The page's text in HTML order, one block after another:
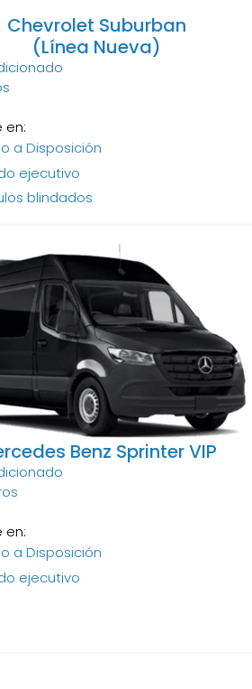
Chevrolet Suburban
(Línea Nueva)
en:
a Disposición
ejecutivo
blindados
Benz Sprinter VIP
en:
a Disposición
ejecutivo